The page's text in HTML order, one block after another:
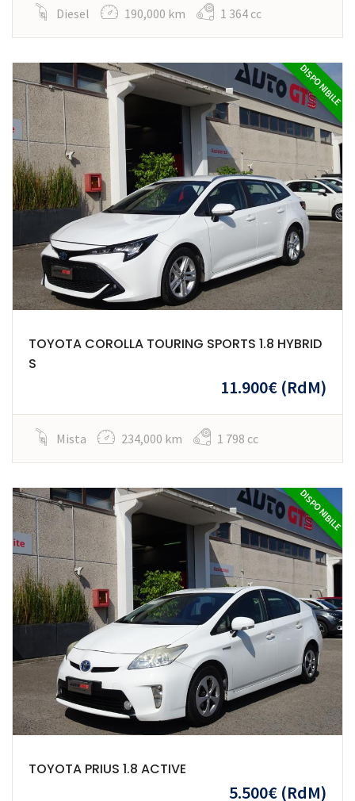
Diesel 190,000 km 1 364 cc
DISPONIBILE
TOYOTA COROLLA TOURING SPORTS 1.8 HYBRID
S
11.900€ (RdM)
Mista 234,000 km 1 798 cc
DISPONIBILE
TOYOTA PRIUS 1.8 ACTIVE
5.500€ (RdM)